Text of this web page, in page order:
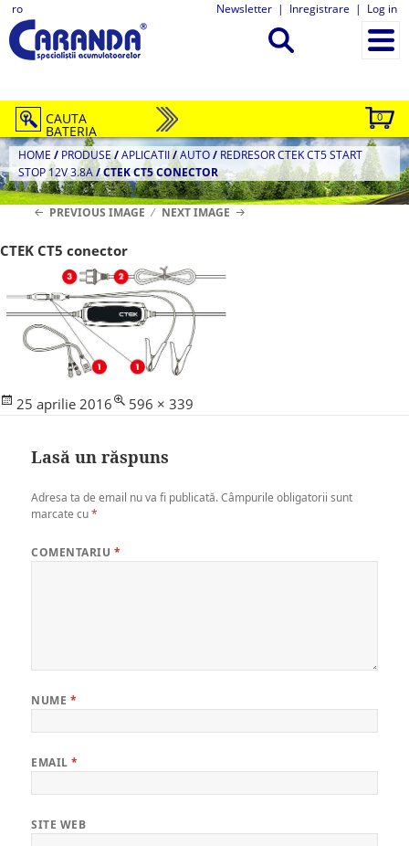
ro Newsletter | Inregistrare | Log in
0
CAUTA
BATERIA
HOME / PRODUSE/APLICATII/AUTO/ REDRESOR CTEK CT5 START
STOP 12V 3.8A/CTEK CT5 CONECTOR
PREVIOUS IMAGE NEXT IMAGE
CTEK CT5 conector
Posted
25 aprilie 2016
Full
596 × 339
Lasă un răspuns
Adresa ta de email nu va fi publicată. Câmpurile obligatorii sunt
marcate cu*
COMENTARIU *
NUME *
EMAIL*
SITE WEB